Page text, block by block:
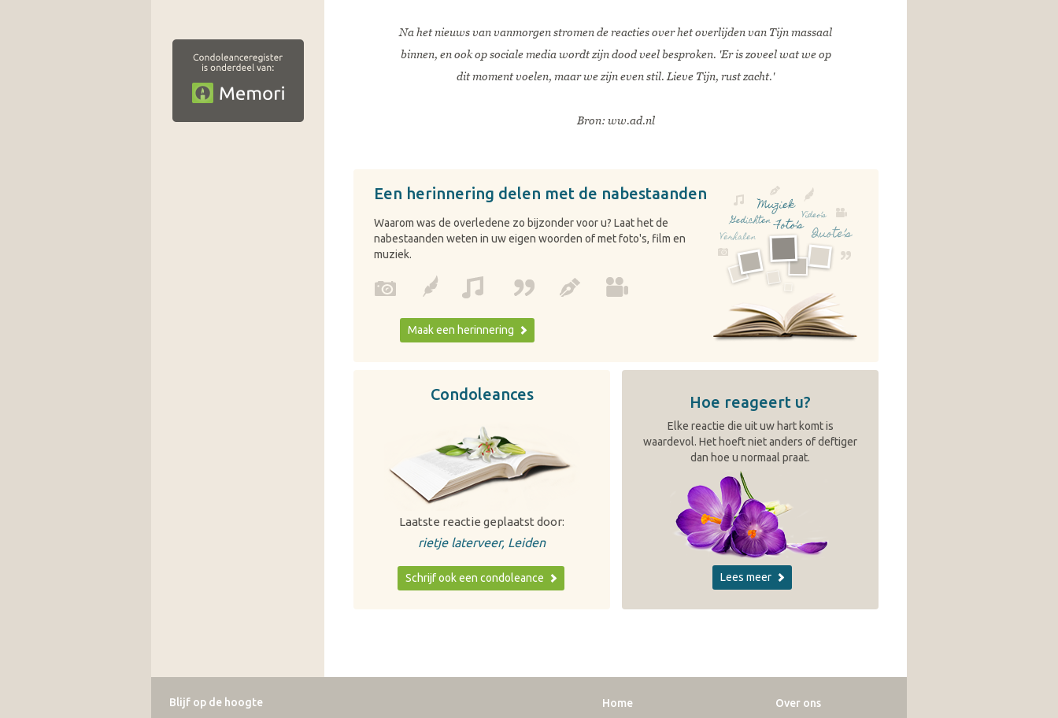
Na het nieuws van vanmorgen stromen de reacties over het overlijden van Tijn massaal
binnen, en ook op sociale media wordt zijn dood veel besproken. 'Er is zoveel wat we op
dit moment voelen, maar we zijn even stil. Lieve Tijn, rust zacht.'
Bron: ww.ad.nl
Een herinnering delen met de nabestaanden
Waarom was de overledene zo bijzonder voor u? Laat het de
nabestaanden weten in uw eigen woorden of met foto's, film en
muziek.
Maak een herinnering
Condoleances
Laatste reactie geplaatst door:
rietje laterveer, Leiden
Schrijf ook een condoleance
Hoe reageert u?
Elke reactie die uit uw hart komt is
waardevol. Het hoeft niet anders of deftiger
dan hoe u normaal praat.
Lees meer
Blijf op de hoogte Home Over ons